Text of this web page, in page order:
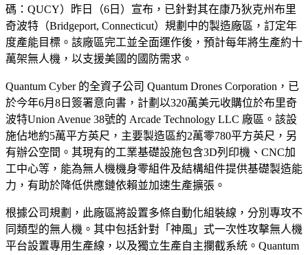
碼：QUCY）昨日（6日）宣布，已針對其在康乃狄克州布里
奇波特（Bridgeport, Connecticut）規劃中的製造廠區，訂定年
度產能目標。該廠區完工並全面運作後，預計每年將生產約十
萬架無人機，以支援美國的國防需求。
Quantum Cyber 的全資子公司 Quantum Drones Corporation，已
於今年6月8日簽署意向書，計劃以320萬美元收購位於布里奇
波特Union Avenue 38號的 Arcade Technology LLC 廠區。該設
施佔地約5萬平方英尺，主要製造區約2萬零780平方英尺，另
有辦公空間。其現有的工業基礎設施包含3D列印機、CNC加
工中心等，能為無人機機身零組件及結構組件提供基礎製造能
力，有助於降低供應鏈依賴並加速生產擴張。
根據公司規劃，此廠區將設置多條自動化組裝線，分別專攻不
同類型的無人機。其中包括針對「神風」式一次性攻擊無人機
平台設置專用生產線，以及獨立生產自主攔截系統。Quantum